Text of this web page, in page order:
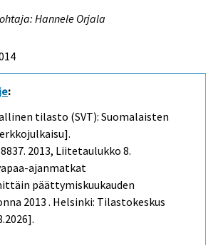
Hannele Orjala
:
tilasto (SVT): Suomalaisten
2013, Liitetaulukko 8.
ajanmatkat
päättymiskuukauden
2013 . Helsinki: Tilastokeskus